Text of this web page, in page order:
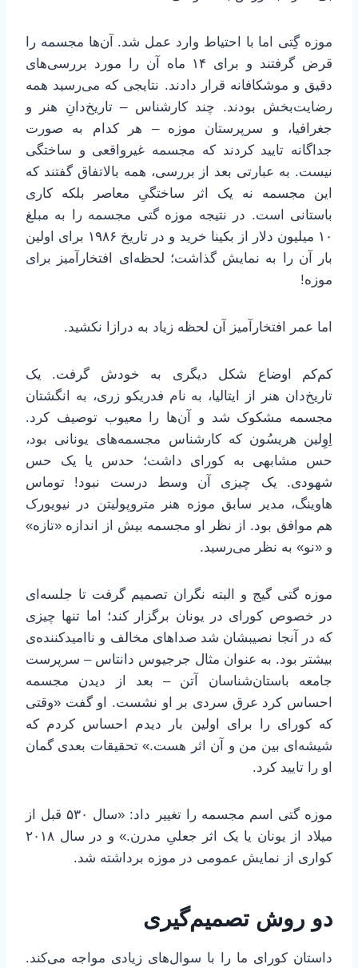
موزه گِتی اما با احتیاط وارد عمل شد. آن‌ها مجسمه را
قرض گرفتند و برای ۱۴ ماه آن را مورد بررسی‌های
دقیق و موشکافانه قرار دادند. نتایجی که می‌رسید همه
رضایت‌بخش بودند. چند کارشناس – تاریخ‌دانِ هنر و
جغرافیا، و سرپرستان موزه – هر کدام به صورت
جداگانه تایید کردند که مجسمه غیرواقعی و ساختگی
نیست. به عبارتی بعد از بررسی، همه بالاتفاق گفتند که
این مجسمه نه یک اثر ساختگیِ معاصر بلکه کاری
باستانی است. در نتیجه موزه گتی مجسمه را به مبلغ
۱۰ میلیون دلار از بکینا خرید و در تاریخ ۱۹۸۶ برای اولین
بار آن را به نمایش گذاشت؛ لحظه‌ای افتخارآمیز برای
موزه!
اما عمر افتخارآمیز آن لحظه زیاد به درازا نکشید.
کم‌کم اوضاع شکل دیگری به خودش گرفت. یک
تاریخ‌دان هنر از ایتالیا، به نام فدریکو زری، به انگشتان
مجسمه مشکوک شد و آن‌ها را معیوب توصیف کرد.
اِوِلین هریسُون که کارشناس مجسمه‌های یونانی بود،
حس مشابهی به کورای داشت؛ حدس یا یک حس
شهودی. یک چیزی آن وسط درست نبود! توماس
هاوینگ، مدیر سابق موزه هنر متروپولیتن در نیویورک
هم موافق بود. از نظر او مجسمه بیش از اندازه «تازه»
و «نو» به نظر می‌رسید.
موزه گتی گیج و البته نگران تصمیم گرفت تا جلسه‌ای
در خصوص کورای در یونان برگزار کند؛ اما تنها چیزی
که در آنجا نصیبشان شد صداهای مخالف و ناامیدکننده‌ی
بیشتر بود. به عنوان مثال جرجیوس دانتاس – سرپرست
جامعه باستان‌شناسان آتن – بعد از دیدن مجسمه
احساس کرد عرق سردی بر او نشست. او گفت «وقتی
که کورای را برای اولین بار دیدم احساس کردم که
شیشه‌ای بین من و آن اثر هست.» تحقیقات بعدی گمان
او را تایید کرد.
موزه گتی اسم مجسمه را تغییر داد: «سال ۵۳۰ قبل از
میلاد از یونان یا یک اثر جعلیِ مدرن.» و در سال ۲۰۱۸
کواری از نمایش عمومی در موزه برداشته شد.
دو روش تصمیم‌گیری
داستان کورای ما را با سوال‌های زیادی مواجه می‌کند.